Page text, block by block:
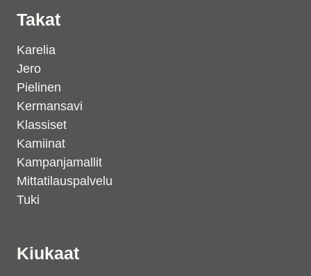
Takat
Karelia
Jero
Pielinen
Kermansavi
Klassiset
Kamiinat
Kampanjamallit
Mittatilauspalvelu
Tuki
Kiukaat